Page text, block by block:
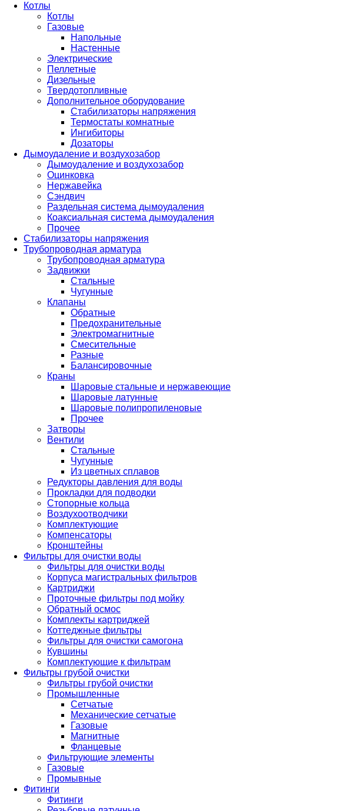
Котлы
Котлы
Газовые
Напольные
Настенные
Электрические
Пеллетные
Дизельные
Твердотопливные
Дополнительное оборудование
Стабилизаторы напряжения
Термостаты комнатные
Ингибиторы
Дозаторы
Дымоудаление и воздухозабор
Дымоудаление и воздухозабор
Оцинковка
Нержавейка
Сэндвич
Раздельная система дымоудаления
Коаксиальная система дымоудаления
Прочее
Стабилизаторы напряжения
Трубопроводная арматура
Трубопроводная арматура
Задвижки
Стальные
Чугунные
Клапаны
Обратные
Предохранительные
Электромагнитные
Смесительные
Разные
Балансировочные
Краны
Шаровые стальные и нержавеющие
Шаровые латунные
Шаровые полипропиленовые
Прочее
Затворы
Вентили
Стальные
Чугунные
Из цветных сплавов
Редукторы давления для воды
Прокладки для подводки
Стопорные кольца
Воздухоотводчики
Комплектующие
Компенсаторы
Кронштейны
Фильтры для очистки воды
Фильтры для очистки воды
Корпуса магистральных фильтров
Картриджи
Проточные фильтры под мойку
Обратный осмос
Комплекты картриджей
Коттеджные фильтры
Фильтры для очистки самогона
Кувшины
Комплектующие к фильтрам
Фильтры грубой очистки
Фильтры грубой очистки
Промышленные
Сетчатые
Механические сетчатые
Газовые
Магнитные
Фланцевые
Фильтрующие элементы
Газовые
Промывные
Фитинги
Фитинги